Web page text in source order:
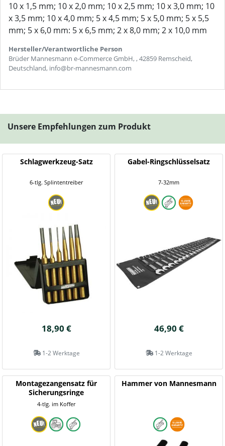
10 x 1,5 mm; 10 x 2,0 mm; 10 x 2,5 mm; 10 x 3,0 mm; 10
x 3,5 mm; 10 x 4,0 mm; 5 x 4,5 mm; 5 x 5,0 mm; 5 x 5,5
mm; 5 x 6,0 mm: 5 x 6,5 mm; 2 x 8,0 mm; 2 x 10,0 mm
Hersteller/Verantwortliche Person
Brüder Mannesmann e-Commerce GmbH, , 42859 Remscheid,
Deutschland, info@br-mannesmann.com
Unsere Empfehlungen zum Produkt
Schlagwerkzeug-Satz
6-tlg. Splintentreiber
18,90 €
1-2 Werktage
Gabel-Ringschlüsselsatz
7-32mm
46,90 €
1-2 Werktage
Montagezangensatz für
Sicherungsringe
4-tlg. im Koffer
Hammer von Mannesmann